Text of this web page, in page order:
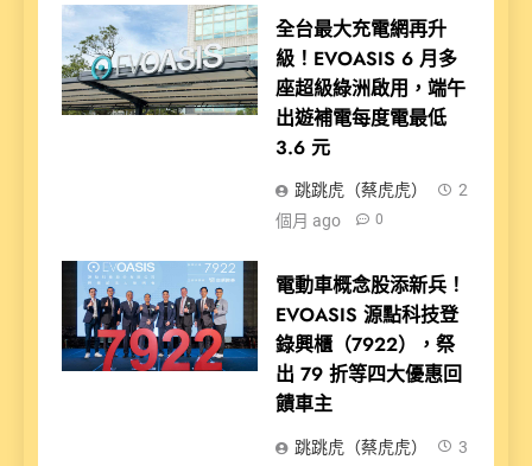
全台最大充電網再升
級！EVOASIS 6 月多
座超級綠洲啟用，端午
出遊補電每度電最低
3.6 元
跳跳虎（蔡虎虎）
2
個月 ago
0
電動車概念股添新兵！
EVOASIS 源點科技登
錄興櫃（7922），祭
出 79 折等四大優惠回
饋車主
跳跳虎（蔡虎虎）
3